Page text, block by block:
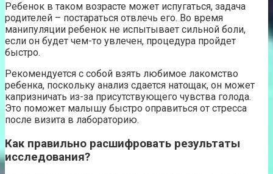
Ребенок в таком возрасте может испугаться, задача
родителей – постараться отвлечь его. Во время
манипуляции ребенок не испытывает сильной боли,
если он будет чем-то увлечен, процедура пройдет
быстро.
Рекомендуется с собой взять любимое лакомство
ребенка, поскольку анализ сдается натощак, он может
капризничать из-за присутствующего чувства голода.
Это поможет малышу быстро оправиться от стресса
после визита в лабораторию.
Как правильно расшифровать результаты
исследования?